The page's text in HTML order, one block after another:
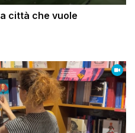
città che vuole